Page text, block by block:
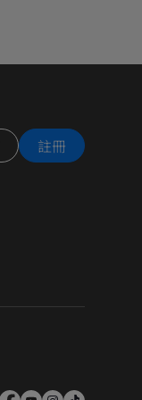
註冊